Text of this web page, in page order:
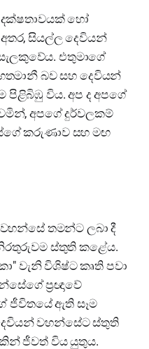
දක්ෂතාවයක් හෝ
සියල්ල දෙවියන්
එතුමාගේ
බව සහ දෙවියන්
විය. අප ද අපගේ
අපගේ දුර්වලකම්
කරුණාව සහ මඟ
තමන්ට ලබා දී
ස්තුති කළේය.
වැනි විශිෂ්ට කෘති පවා
ප්‍රඥාවේ
ජීවිතයේ ඇති සෑම
වහන්සේට ස්තුති
ජීවත් විය යුතුය.